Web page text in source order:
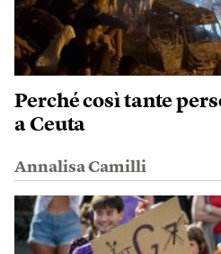
Perché così tante
a Ceuta
Annalisa Camilli